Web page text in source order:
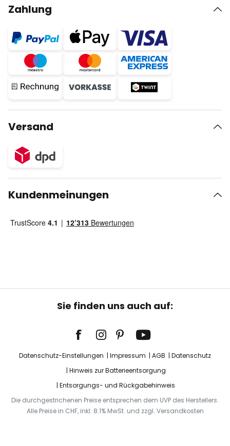
Zahlung
Versand
Kundenmeinungen
Sie finden uns auch auf:
Datenschutz-Einstellungen Impressum AGB
Datenschutz
Hinweis zur Batterieentsorgung
Entsorgungs- und Rückgabehinweis
Die durchgestrichenen Preise entsprechen dem UVP des Herstellers.
Alle Preise in CHF, inkl. 8.1% MwSt. und zzgl. Versandkosten